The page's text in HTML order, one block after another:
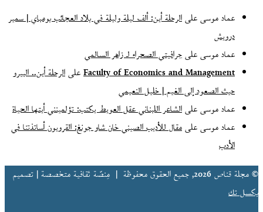
عماد موسىعلىالرحلة أين: ألف ليلة وليلة في بلاد العجائب بومباي | سمير
درويش
عماد موسىعلىجرافيتي الصحراء لـ زاهر السالمي
Faculty of Economics and Managementعلىالرحلة أين.. البيرو
حيث الصعود إلى الغيم | خليل النعيمي
عماد موسىعلىالشاعر اللبناني عقل العويط يكتب: تؤلمينني أيتها الحياة
عماد موسىعلىمقال للأديب الصيني خان شاو جونغ: القرويون أساتذتنا في
الأدب
© مجلة قناص 2026, جميع الحقوق محفوظة |
مِنصّة ثقافية متخصصة | تصميم
بكسل تك